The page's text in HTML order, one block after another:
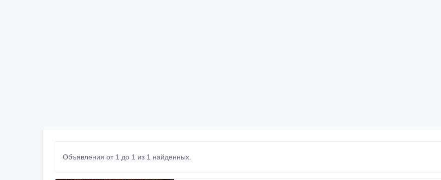
Объявления от 1 до 1 из 1 найденных.